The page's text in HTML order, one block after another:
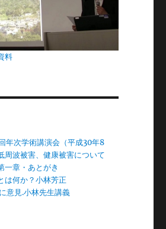
料
年次学術講演会（平成30年8
周波被害、健康被害について
一章・あとがき
は何か？小林芳正
意見.小林先生講義